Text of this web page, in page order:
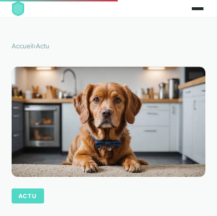
Accueil›Actu
ACTU